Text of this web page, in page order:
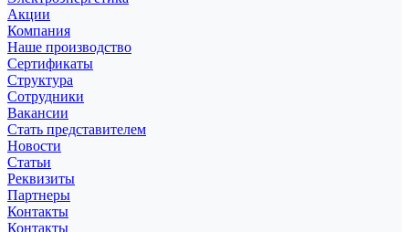
Акции
Компания
Наше производство
Сертификаты
Структура
Сотрудники
Вакансии
Стать представителем
Новости
Статьи
Реквизиты
Партнеры
Контакты
Контакты